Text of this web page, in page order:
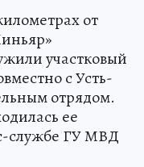
от
участковый
с Усть-
отрядом.
ее
службе ГУ МВД